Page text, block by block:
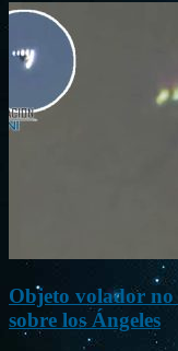
Objeto volador
sobre los Ángeles